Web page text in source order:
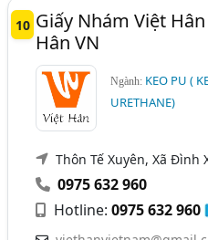
10 Giấy Nhám Việt
Hân VN
Ngành: KEO PU (
URETHANE)
Thôn Tế Xuyên, Xã Đình
0975 632 960
Hotline:0975 632 960